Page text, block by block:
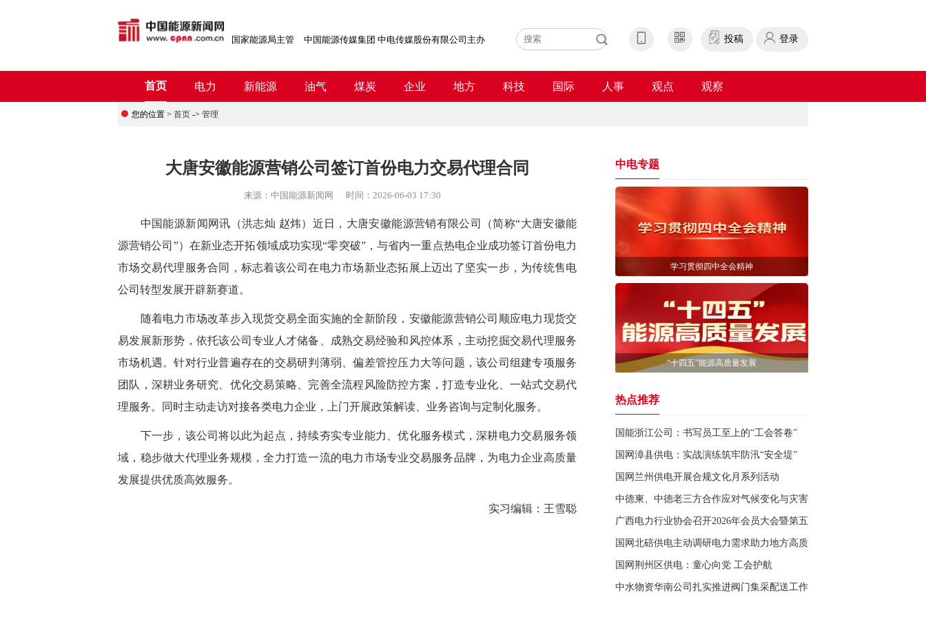
国家能源局主管 中国能源传媒集团 中电传媒股份有限公司主办 投稿 登录
首页 电力 新能源 油气 煤炭 企业 地方 科技 国际 人事 观点 观察
您的位置 > 首页 -> 管理
大唐安徽能源营销公司签订首份电力交易代理合同
来源： 中国能源新闻网 时间： 2026-06-03 17:30
中国能源新闻网讯（洪志灿 赵炜）近日，大唐安徽能源营销有限公司（简称“大唐安徽能
源营销公司”）在新业态开拓领域成功实现“零突破”，与省内一重点热电企业成功签订首份电力
市场交易代理服务合同，标志着该公司在电力市场新业态拓展上迈出了坚实一步，为传统售电
公司转型发展开辟新赛道。
随着电力市场改革步入现货交易全面实施的全新阶段，安徽能源营销公司顺应电力现货交
易发展新形势，依托该公司专业人才储备、成熟交易经验和风控体系，主动挖掘交易代理服务
市场机遇。针对行业普遍存在的交易研判薄弱、偏差管控压力大等问题，该公司组建专项服务
团队，深耕业务研究、优化交易策略、完善全流程风险防控方案，打造专业化、一站式交易代
理服务。同时主动走访对接各类电力企业，上门开展政策解读、业务咨询与定制化服务。
下一步，该公司将以此为起点，持续夯实专业能力、优化服务模式，深耕电力交易服务领
域，稳步做大代理业务规模，全力打造一流的电力市场专业交易服务品牌，为电力企业高质量
发展提供优质高效服务。
实习编辑：王雪聪
中电专题
学习贯彻四中全会精神
“十四五”能源高质量发展
热点推荐
国能浙江公司：书写员工至上的“工会答卷”
国网漳县供电：实战演练筑牢防汛“安全堤”
国网兰州供电开展合规文化月系列活动
中德柬、中德老三方合作应对气候变化与灾害风险培训圆满举办
广西电力行业协会召开2026年会员大会暨第五届理事会第五次会议
国网北碚供电主动调研电力需求助力地方高质量发展
国网荆州区供电：童心向党 工会护航
中水物资华南公司扎实推进阀门集采配送工作